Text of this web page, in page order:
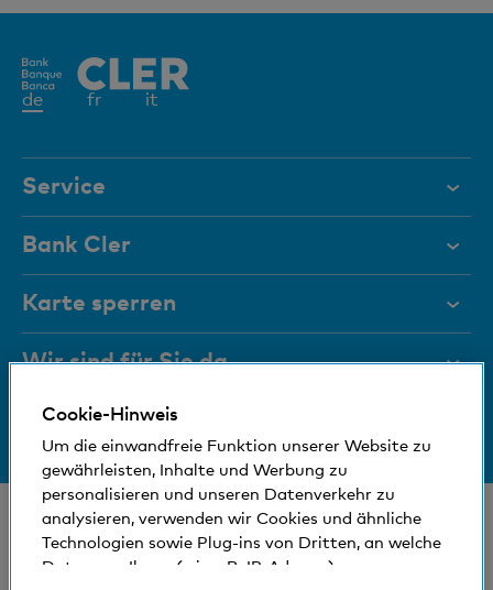
deAktives
fr it
Service
Hilfe & Kontakt
Dokumente
Magazin
Führungsgremien
Medien
Sozial und umweltfreundlich
Bank Cler
Über uns
Investor Relations
Medien
Blog
Karte sperren
+41 (0)800 88 99 66
Wir sind für Sie da
Hilfe & Kontakt
Standorte und Bancomaten
Bankinfos
© Bank Cler AG
Rechtliche Bedingungen und Hinweise
Cookie-Hinweis
Um die einwandfreie Funktion unserer Website zu
gewährleisten, Inhalte und Werbung zu
personalisieren und unseren Datenverkehr zu
analysieren, verwenden wir Cookies und ähnliche
Technologien sowie Plug-ins von Dritten, an welche
Daten von Ihnen (wie z.B. IP-Adresse)